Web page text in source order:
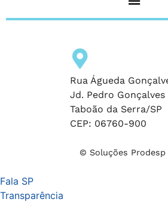
Rua Águeda
Jd. Pedro Gonçalves
Taboão da Serra/SP
CEP: 06760-900
© Soluções Prodesp
Fala SP
Transparência